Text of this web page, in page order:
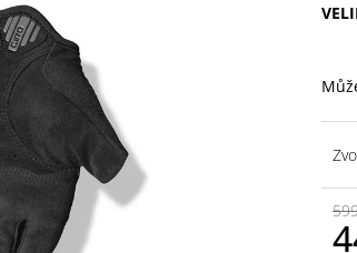
GU ENERGY GEL 32G JET
49 Kč